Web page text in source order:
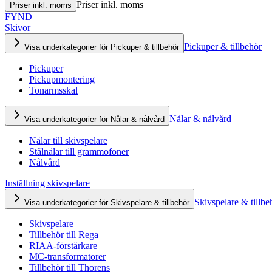
Priser inkl. moms Priser inkl. moms
FYND
Skivor
Visa underkategorier för Pickuper & tillbehör Pickuper & tillbehör
Pickuper
Pickupmontering
Tonarmsskal
Visa underkategorier för Nålar & nålvård Nålar & nålvård
Nålar till skivspelare
Stålnålar till grammofoner
Nålvård
Inställning skivspelare
Visa underkategorier för Skivspelare & tillbehör Skivspelare &
Skivspelare
Tillbehör till Rega
RIAA-förstärkare
MC-transformatorer
Tillbehör till Thorens